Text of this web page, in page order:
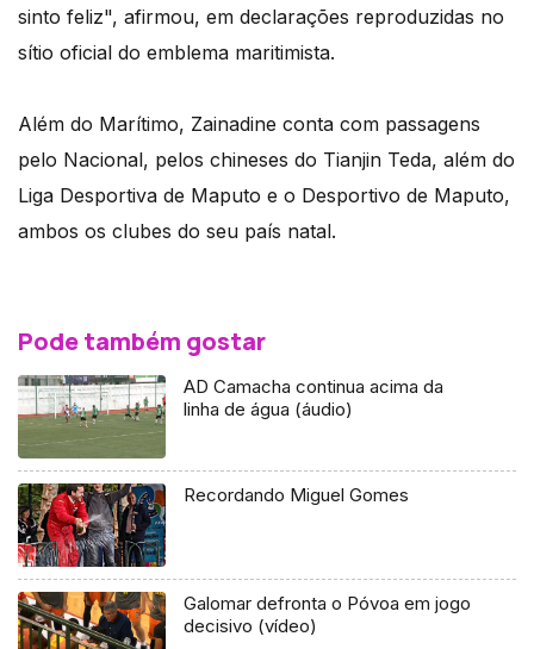
sinto feliz", afirmou, em declarações reproduzidas no
sítio oficial do emblema maritimista.
Além do Marítimo, Zainadine conta com passagens
pelo Nacional, pelos chineses do Tianjin Teda, além do
Liga Desportiva de Maputo e o Desportivo de Maputo,
ambos os clubes do seu país natal.
Pode também gostar
AD Camacha continua acima da
linha de água (áudio)
Recordando Miguel Gomes
Galomar defronta o Póvoa em jogo
decisivo (vídeo)